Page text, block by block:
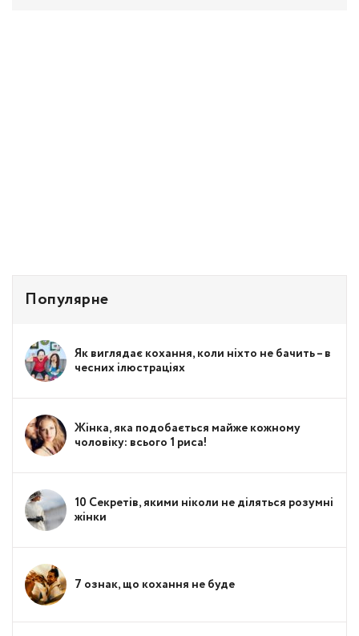
Популярне
Як виглядає кохання, коли ніхто не бачить – в
чесних ілюстраціях
Жінка, яка подобається майже кожному
чоловіку: всього 1 риса!
10 Секретів, якими ніколи не діляться розумні
жінки
7 ознак, що кохання не буде